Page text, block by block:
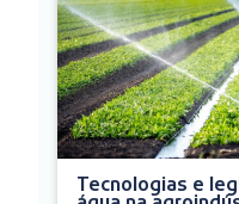
Tecnologias e